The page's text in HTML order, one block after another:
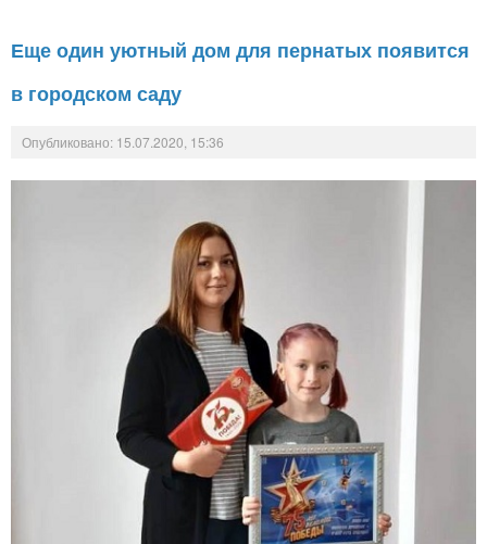
Еще один уютный дом для пернатых появится
в городском саду
Опубликовано: 15.07.2020, 15:36